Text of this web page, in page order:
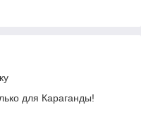
для Караганды!